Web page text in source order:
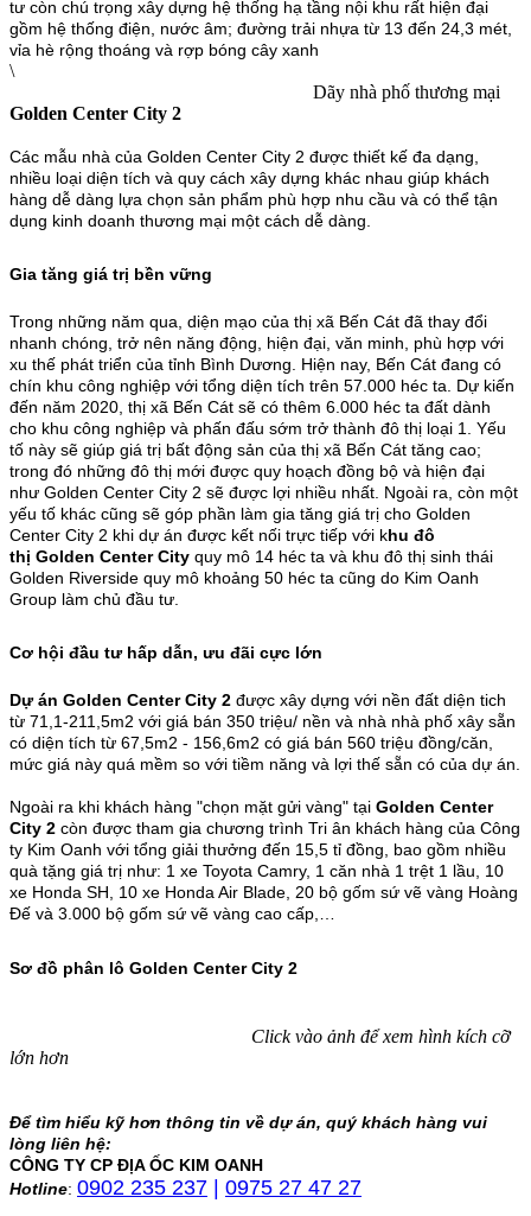
tư còn chú trọng xây dựng hệ thống hạ tầng nội khu rất hiện đại
gồm hệ thống điện, nước âm; đường trải nhựa từ 13 đến 24,3 mét,
vỉa hè rộng thoáng và rợp bóng cây xanh
\
Dãy nhà phố thương mại
Golden Center City 2
Các mẫu nhà của Golden Center City 2 được thiết kế đa dạng,
nhiều loại diện tích và quy cách xây dựng khác nhau giúp khách
hàng dễ dàng lựa chọn sản phẩm phù hợp nhu cầu và có thể tận
dụng kinh doanh thương mại một cách dễ dàng.
Gia tăng giá trị bền vững
Trong những năm qua, diện mạo của thị xã Bến Cát đã thay đổi
nhanh chóng, trở nên năng động, hiện đại, văn minh, phù hợp với
xu thế phát triển của tỉnh Bình Dương. Hiện nay, Bến Cát đang có
chín khu công nghiệp với tổng diện tích trên 57.000 héc ta. Dự kiến
đến năm 2020, thị xã Bến Cát sẽ có thêm 6.000 héc ta đất dành
cho khu công nghiệp và phấn đấu sớm trở thành đô thị loại 1. Yếu
tố này sẽ giúp giá trị bất động sản của thị xã Bến Cát tăng cao;
trong đó những đô thị mới được quy hoạch đồng bộ và hiện đại
như Golden Center City 2 sẽ được lợi nhiều nhất. Ngoài ra, còn một
yếu tố khác cũng sẽ góp phần làm gia tăng giá trị cho Golden
Center City 2 khi dự án được kết nối trực tiếp với khu đô
thị Golden Center City quy mô 14 héc ta và khu đô thị sinh thái
Golden Riverside quy mô khoảng 50 héc ta cũng do Kim Oanh
Group làm chủ đầu tư.
Cơ hội đầu tư hấp dẫn, ưu đãi cực lớn
Dự án Golden Center City 2 được xây dựng với nền đất diện tich
từ 71,1-211,5m2 với giá bán 350 triệu/ nền và nhà nhà phố xây sẵn
có diện tích từ 67,5m2 - 156,6m2 có giá bán 560 triệu đồng/căn,
mức giá này quá mềm so với tiềm năng và lợi thế sẵn có của dự án.
Ngoài ra khi khách hàng "chọn mặt gửi vàng" tại Golden Center
City 2 còn được tham gia chương trình Tri ân khách hàng của Công
ty Kim Oanh với tổng giải thưởng đến 15,5 tỉ đồng, bao gồm nhiều
quà tặng giá trị như: 1 xe Toyota Camry, 1 căn nhà 1 trệt 1 lầu, 10
xe Honda SH, 10 xe Honda Air Blade, 20 bộ gốm sứ vẽ vàng Hoàng
Đế và 3.000 bộ gốm sứ vẽ vàng cao cấp,…
Sơ đồ phân lô Golden Center City 2
Click vào ảnh để xem hình kích cỡ
lớn hơn
Để tìm hiểu kỹ hơn thông tin về dự án, quý khách hàng vui
lòng liên hệ:
CÔNG TY CP ĐỊA ỐC KIM OANH
Hotline: 0902 235 237 | 0975 27 47 27